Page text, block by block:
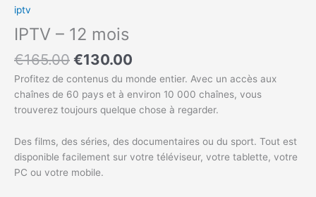
iptv
IPTV – 12 mois
€165.00 €130.00
Profitez de contenus du monde entier. Avec un accès aux
chaînes de 60 pays et à environ 10 000 chaînes, vous
trouverez toujours quelque chose à regarder.
Des films, des séries, des documentaires ou du sport. Tout est
disponible facilement sur votre téléviseur, votre tablette, votre
PC ou votre mobile.